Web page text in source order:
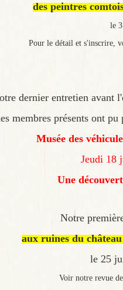
des peintres
le
Pour le détail et s'inscrire,
dernier entretien avant
membres présents ont
Musée des
Jeudi 18
Une
Notre
aux ruines du ch
le 25
Voir notre revue